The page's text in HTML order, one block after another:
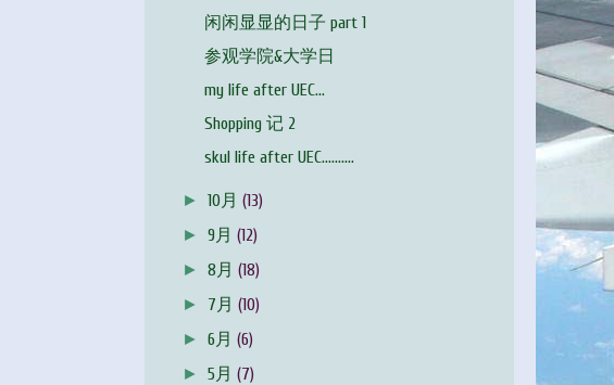
闲闲显显的日子 part 1
参观学院&大学日
my life after UEC...
Shopping 记 2
skul life after UEC..........
►10月(13)
►9月(12)
►8月(18)
► 7月(10)
►6月(6)
►5月(7)